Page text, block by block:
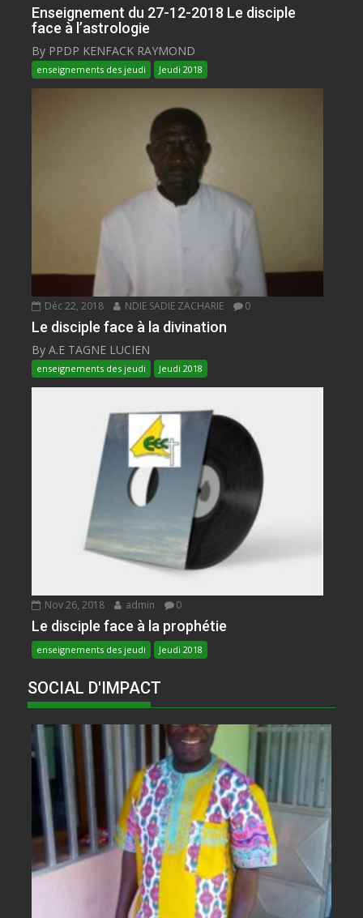
Enseignement du 27-12-2018 Le disciple
face à l’astrologie
By PPDP KENFACK RAYMOND
enseignements des jeudi Jeudi 2018
Déc 22, 2018 NDIE SADIE ZACHARIE 0
Le disciple face à la divination
By A.E TAGNE LUCIEN
enseignements des jeudi Jeudi 2018
Nov 26, 2018 admin 0
Le disciple face à la prophétie
enseignements des jeudi Jeudi 2018
SOCIAL D'IMPACT